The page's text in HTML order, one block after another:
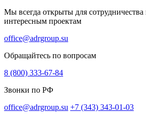
Мы всегда открыты для
интересным проектам
office@adrgroup.su
Обращайтесь по вопросам
8 (800) 333-67-84
Звонки по РФ
office@adrgroup.su +7 (343) 343-01-03